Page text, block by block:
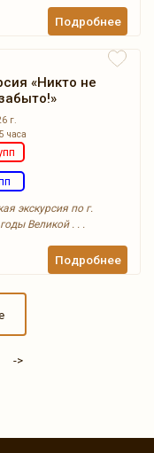
Подробнее
«Никто не
г.
часа
экскурсия по г.
Великой . . .
Подробнее
->